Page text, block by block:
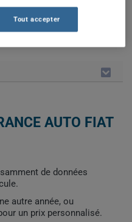
AUTO FIAT
de données
autre année, ou
un prix personnalisé.
Tout accepter